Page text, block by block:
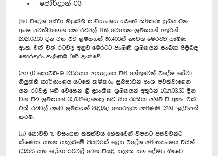
· ජෝර්දාන් 03
(iv) විදේශ සේවා නියුක්ති කාර්යාංශය යටතේ කම්කරු සුබසාධන
අංශ පවත්වාගෙන යන රටවල් 14හි වෙසෙන ශ්‍රමිකයන් අතුරින්
2021.03.30 දින වන විට ශ්‍රමිකයන් 56,403ක් නැවත මෙරටට පැමිණ
ඇත. එක් එක් රටවල් අනුව මෙරටට පැමිණි ශ්‍රමිකයන් සංඛ්‍යා පිළිබඳ
තොරතුරු ඇමුණුම 01හි දැක්වේ.
(ආ) (i) කොවිඩ්-19 වයිරසය ආසාදනය වීම හේතුවෙන් විදේශ සේවා
නියුක්ති කාර්යාංශය යටතේ කම්කරු සුබසාධන අංශ පවත්වාගෙන
යන රටවල් 14හි වෙසෙන ශ්‍රී ලාංකික ශ්‍රමිකයන් අතුරින් 2021.03.30 දින
වන විට ශ්‍රමිකයන් 30,832දෙනෙකු හට සිය රැකියා අහිමි වී ඇත. එක්
එක් රටවල් අනුව ශ්‍රමිකයන් පිළිබඳ තොරතුරු ඇමුණුම 02හි ඉදිරිපත්
කරමි.
(ii) කොවිඩ්-19 වසංගත තත්ත්වය හේතුවෙන් විපතට පත්වූවන්ට
ක්ෂණික සහන සැලසීමේ පියවරක් ලෙස විදේශ අමාත්‍යාංශය විසින්
ඩුබායි සහ දෝහා රටවල් වෙත වියළි සලාක සහ දේශීය ඖෂධ